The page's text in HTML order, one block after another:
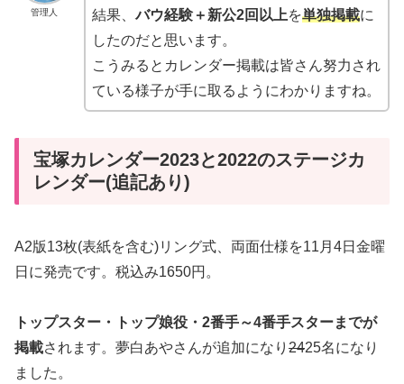
管理人
結果、バウ経験＋新公2回以上を単独掲載に
したのだと思います。
こうみるとカレンダー掲載は皆さん努力され
ている様子が手に取るようにわかりますね。
宝塚カレンダー2023と2022のステージカ
レンダー(追記あり)
A2版13枚(表紙を含む)リング式、両面仕様を11月4日金曜
日に発売です。税込み1650円。
トップスター・トップ娘役・2番手～4番手スターまでが
掲載されます。夢白あやさんが追加になり 2425名になり
ました。